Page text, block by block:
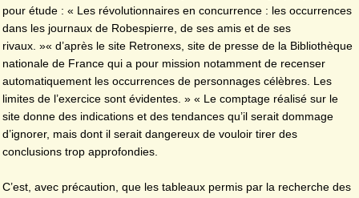
pour étude : « Les révolutionnaires en concurrence : les occurrences
dans les journaux de Robespierre, de ses amis et de ses
rivaux. »« d’après le site Retronexs, site de presse de la Bibliothèque
nationale de France qui a pour mission notamment de recenser
automatiquement les occurrences de personnages célèbres. Les
limites de l’exercice sont évidentes. » « Le comptage réalisé sur le
site donne des indications et des tendances qu’il serait dommage
d’ignorer, mais dont il serait dangereux de vouloir tirer des
conclusions trop approfondies.
C’est, avec précaution, que les tableaux permis par la recherche des